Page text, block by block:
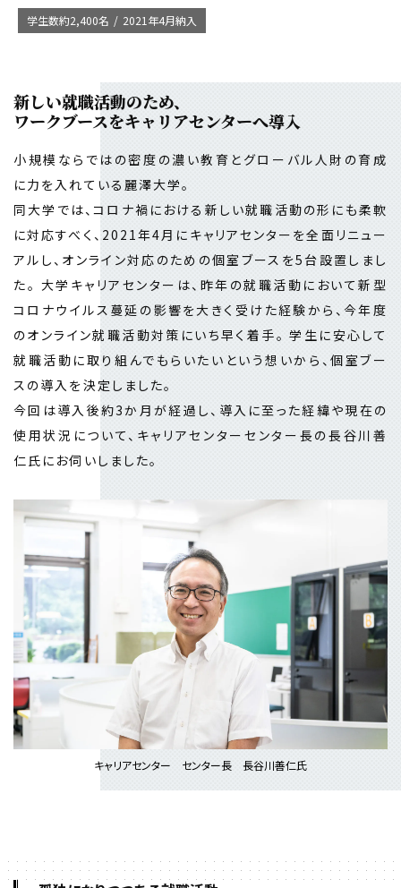
学生数約2,400名 2021年4月納入
新しい就職活動のため、
ワークブースをキャリアセンターへ導入
小規模ならではの密度の濃い教育とグローバル人財の育成
に力を入れている麗澤大学。
同大学では、コロナ禍における新しい就職活動の形にも柔軟
に対応すべく、2021年4月にキャリアセンターを全面リニュー
アルし、オンライン対応のための個室ブースを5台設置しまし
た。 大学キャリアセンターは、昨年の就職活動において新型
コロナウイルス蔓延の影響を大きく受けた経験から、今年度
のオンライン就職活動対策にいち早く着手。 学生に安心して
就職活動に取り組んでもらいたいという想いから、個室ブー
スの導入を決定しました。
今回は導入後約3か月が経過し、導入に至った経緯や現在の
使用状況について、キャリアセンターセンター長の長谷川善
仁氏にお伺いしました。
キャリアセンター センター長 長谷川善仁氏